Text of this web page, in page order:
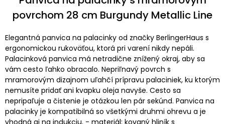
povrchom 28 cm Burgundy Metallic Line
Elegantná panvica na palacinky od značky BerlingerHaus s
ergonomickou rukoväťou, ktorá pri varení nikdy nepáli.
Palacinková panvica má netradične znížený okraj, aby sa
vám cesto ľahko obracalo. Nepriľnavý povrch s
mramorovým dizajnom uľahčí prípravu palaciniek, ku ktorým
nemusíte pridať ani kvapku oleja navyše. Cesto sa
nepripaľuje a čistenie je otázkou len pár sekúnd. Panvica na
palacinky je kompatibilná so všetkými druhmi ohrevu a je
vhodná aj na indukciu. - materiál: kovaný hliník s